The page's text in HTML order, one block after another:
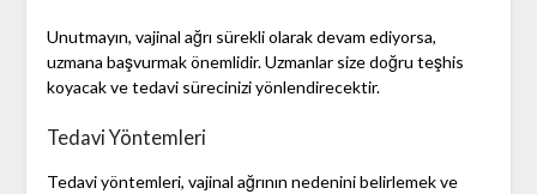
Unutmayın, vajinal ağrı sürekli olarak devam ediyorsa,
uzmana başvurmak önemlidir. Uzmanlar size doğru teşhis
koyacak ve tedavi sürecinizi yönlendirecektir.
Tedavi Yöntemleri
Tedavi yöntemleri, vajinal ağrının nedenini belirlemek ve